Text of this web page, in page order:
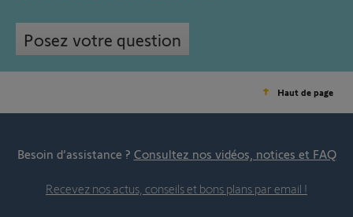
Posez votre question
Haut de page
Besoin d’assistance ? Consultez nos vidéos, notices et FAQ
Recevez nos actus, conseils et bons plans par email !